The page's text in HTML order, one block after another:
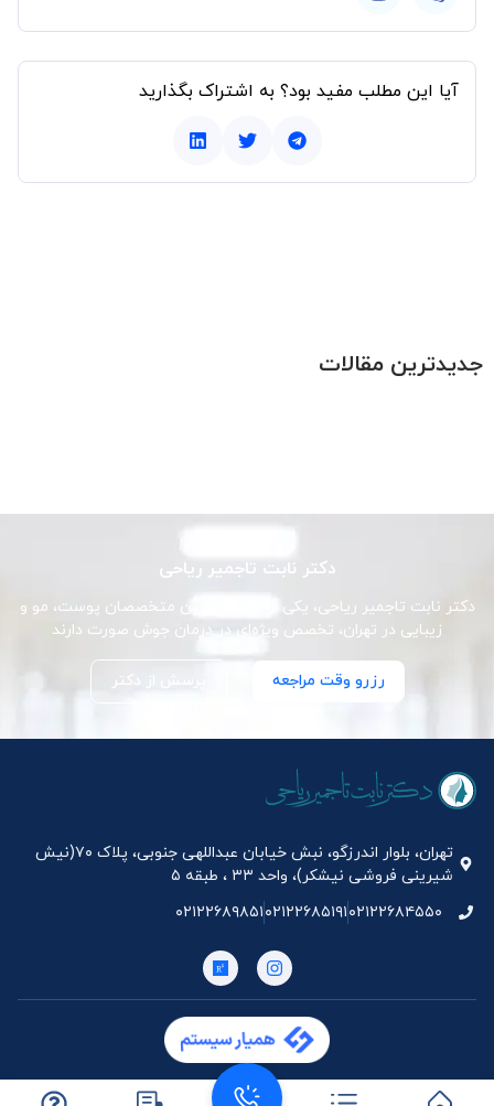
آیا این مطلب مفید بود؟ به اشتراک بگذارید
جدیدترین مقالات
دکتر نابت تاجمیر ریاحی
دکتر نابت تاجمیر ریاحی، یکی از برجسته‌ترین متخصصان پوست، مو و
زیبایی در تهران، تخصص ویژه‌ای در درمان جوش صورت دارند
رزرو وقت مراجعه پرسش از دکتر
تهران، بلوار اندرزگو، نبش خیابان عبداللهی جنوبی، پلاک ۷۰(نیش
شیرینی فروشی نیشکر)، واحد ۳۳ ، طبقه ۵
۰۲۱۲۲۶۸۴۵۵۰۰۲۱۲۲۶۸۵۱۹۱۰۲۱۲۲۶۸۹۸۵۱